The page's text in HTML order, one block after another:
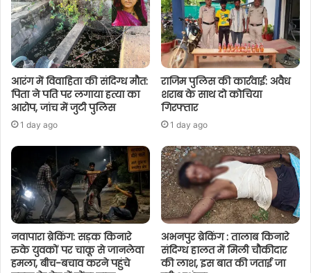
आरंग में विवाहिता की संदिग्ध मौत:
पिता ने पति पर लगाया हत्या का
आरोप, जांच में जुटी पुलिस
1 day ago
राजिम पुलिस की कार्रवाई: अवैध
शराब के साथ दो कोचिया
गिरफ्तार
1 day ago
नवापारा ब्रेकिंग: सड़क किनारे
रुके युवकों पर चाकू से जानलेवा
हमला, बीच-बचाव करने पहुंचे
अभनपुर ब्रेकिंग : तालाब किनारे
संदिग्ध हालत में मिली चौकीदार
की लाश, इस बात की जताई जा